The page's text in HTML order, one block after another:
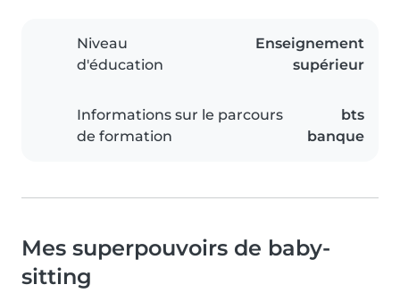
Niveau
d'éducation
Enseignement
supérieur
Informations sur le parcours
de formation
bts
banque
Mes superpouvoirs de baby-
sitting